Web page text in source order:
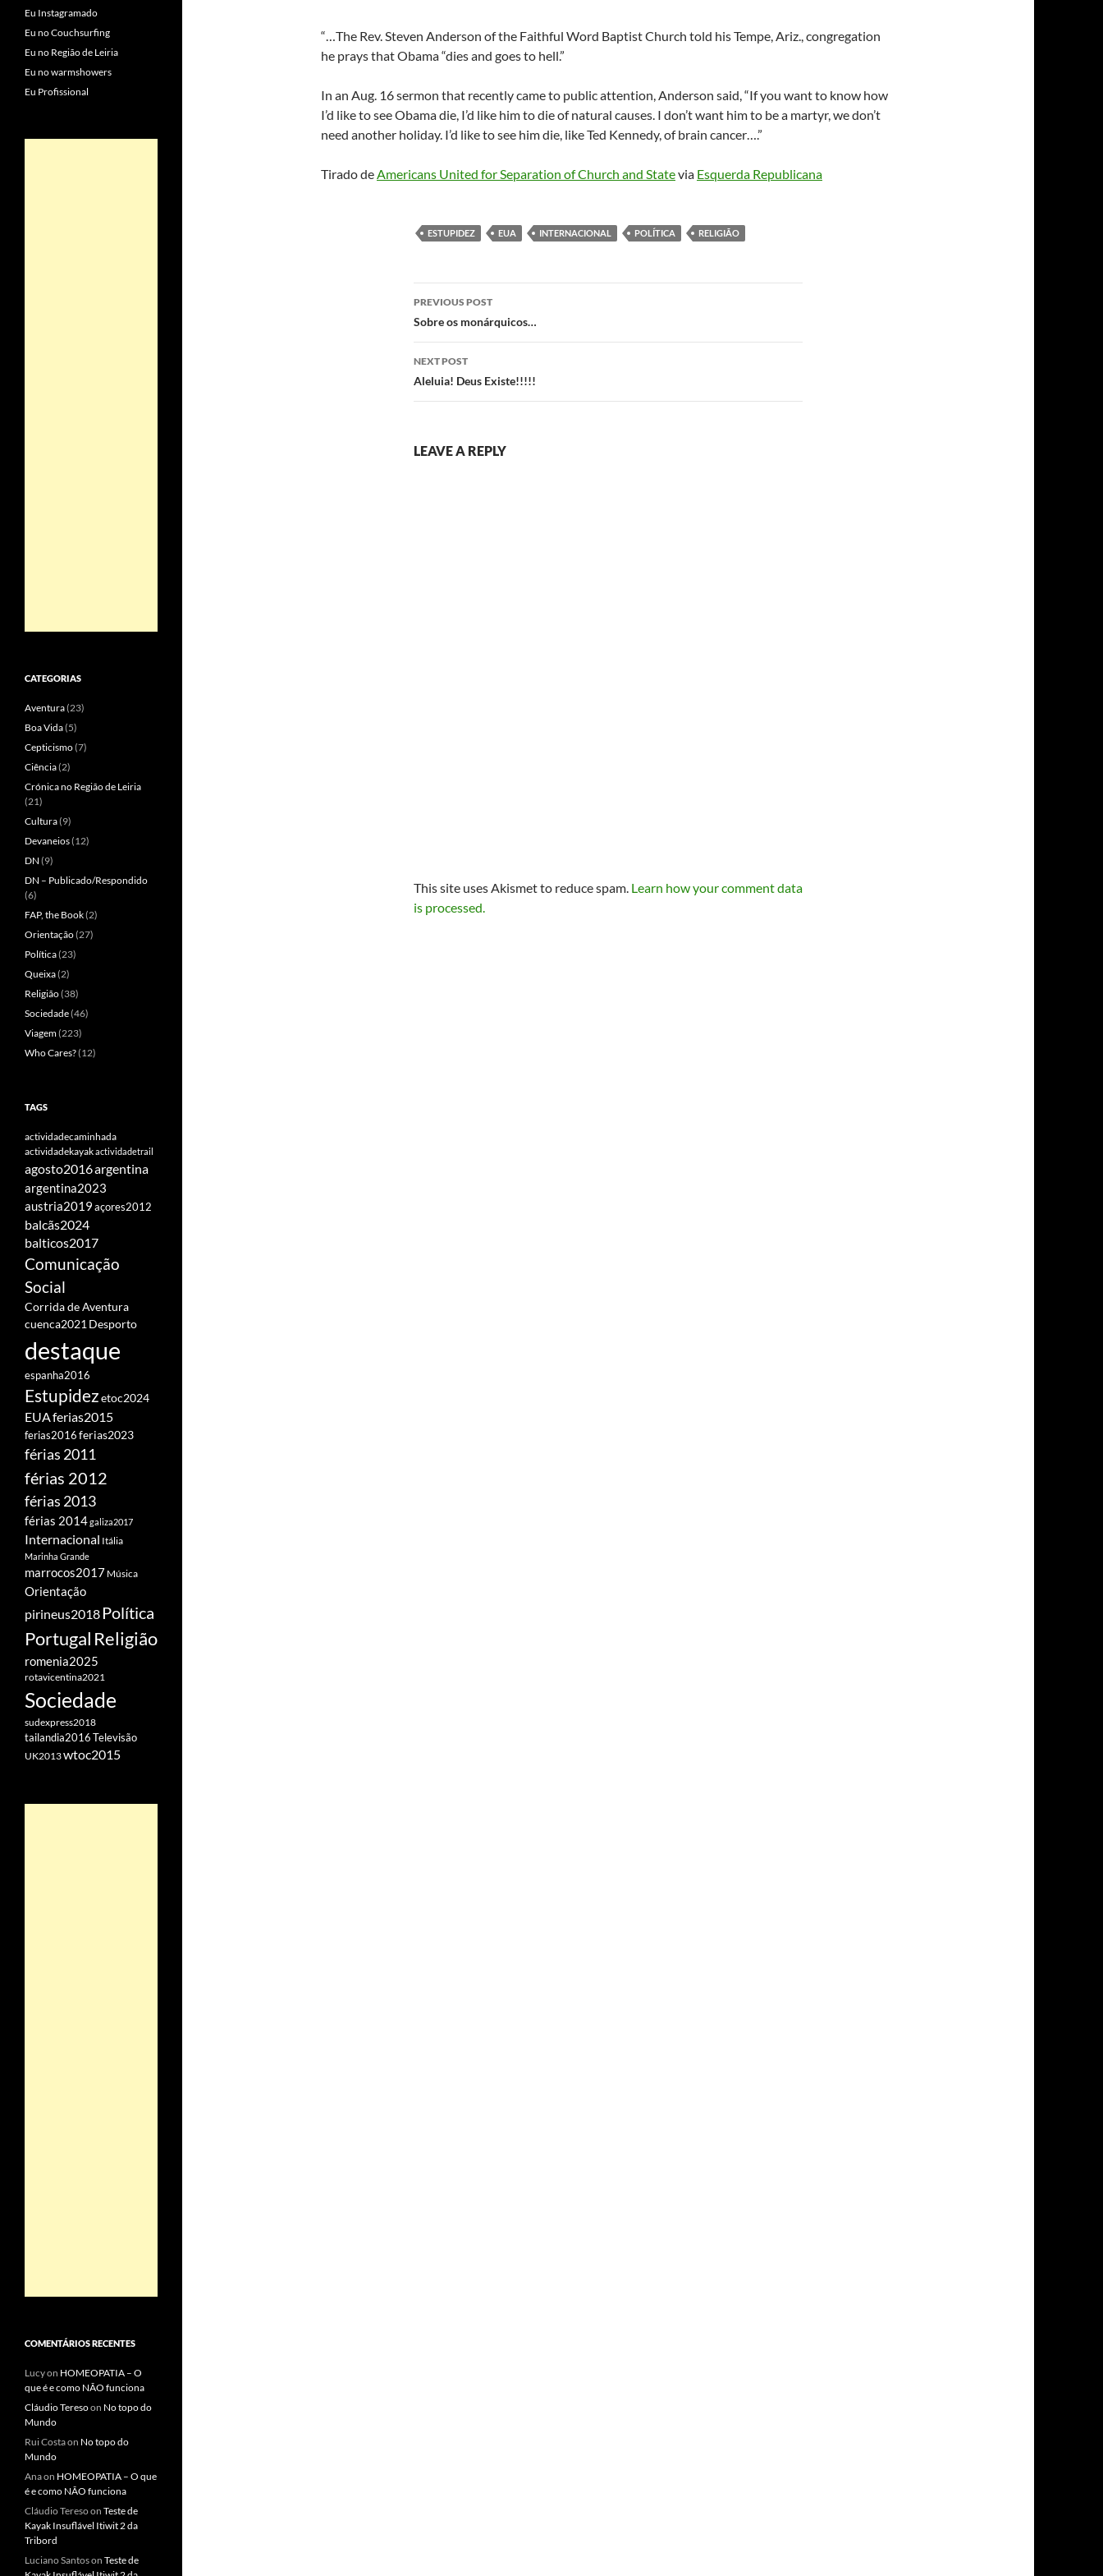
“…The Rev. Steven Anderson of the Faithful Word Baptist Church told his Tempe, Ariz., congregation
he prays that Obama “dies and goes to hell.”
In an Aug. 16 sermon that recently came to public attention, Anderson said, “If you want to know how
I’d like to see Obama die, I’d like him to die of natural causes. I don’t want him to be a martyr, we don’t
need another holiday. I’d like to see him die, like Ted Kennedy, of brain cancer….”
Tirado deAmericans United for Separation of Church and Statevia Esquerda Republicana
ESTUPIDEZ EUA INTERNACIONAL POLÍTICA RELIGIÃO
Post
navigation
PREVIOUS POST
Sobre os monárquicos…
NEXT POST
Aleluia! Deus Existe!!!!!
LEAVE A REPLY
This site uses Akismet to reduce spam. Learn how your comment data
is processed.
Eu Instagramado
Eu no Couchsurfing
Eu no Região de Leiria
Eu no warmshowers
Eu Profissional
CATEGORIAS
Aventura(23)
Boa Vida(5)
Cepticismo(7)
Ciência(2)
Crónica no Região de Leiria
(21)
Cultura(9)
Devaneios(12)
DN (9)
DN – Publicado/Respondido
(6)
FAP, the Book(2)
Orientação(27)
Política(23)
Queixa(2)
Religião(38)
Sociedade(46)
Viagem(223)
Who Cares?(12)
TAGS
actividadecaminhada
actividadekayakactividadetrail
agosto2016argentina
argentina2023
austria2019açores2012
balcãs2024
balticos2017
Comunicação
Social
Corrida de Aventura
cuenca2021 Desporto
destaque
espanha2016
Estupidezetoc2024
EUAferias2015
ferias2016ferias2023
férias 2011
férias 2012
férias 2013
férias 2014galiza2017
Internacional Itália
Marinha Grande
marrocos2017 Música
Orientação
pirineus2018 Política
Portugal Religião
romenia2025
rotavicentina2021
Sociedade
sudexpress2018
tailandia2016Televisão
UK2013wtoc2015
COMENTÁRIOS RECENTES
Lucyon HOMEOPATIA – O
que é e como NÃO funciona
Cláudio Teresoon No topo do
Mundo
Rui Costaon No topo do
Mundo
Anaon HOMEOPATIA – O que
é e como NÃO funciona
Cláudio Teresoon Teste de
Kayak Insuflável Itiwit 2 da
Tribord
Luciano Santoson Teste de